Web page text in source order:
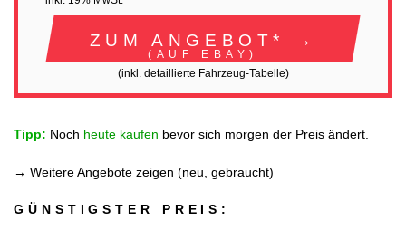
ZUM ANGEBOT* →
(AUF EBAY)
(inkl. detaillierte Fahrzeug-Tabelle)
Tipp: Noch heute kaufen bevor sich morgen der Preis ändert.
→ Weitere Angebote zeigen (neu, gebraucht)
GÜNSTIGSTER PREIS: